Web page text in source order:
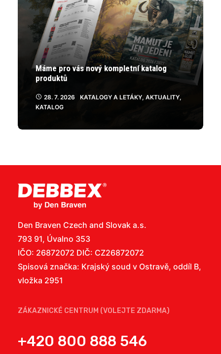
Máme pro vás nový kompletní katalog
produktů
28. 7. 2026 KATALOGY A LETÁKY, AKTUALITY,
KATALOG
Den Braven Czech and Slovak a.s.
793 91, Úvalno 353
IČO: 26872072 DIČ: CZ26872072
Spisová značka: Krajský soud v Ostravě, oddíl B,
vložka 2951
ZÁKAZNICKÉ CENTRUM (VOLEJTE ZDARMA)
+420 800 888 546